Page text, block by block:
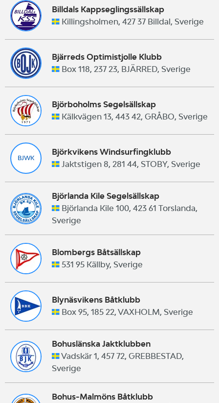
Billdals Kappseglingssällskap
Killingsholmen, 427 37 Billdal, Sverige
Bjärreds Optimistjolle Klubb
Box 118, 237 23, BJÄRRED, Sverige
Björboholms Segelsällskap
Kälkvägen 13, 443 42, GRÅBO, Sverige
BJWK
Björkvikens Windsurfingklubb
Jaktstigen 8, 281 44, STOBY, Sverige
Björlanda Kile Segelsällskap
Björlanda Kile 100, 423 61 Torslanda,
Sverige
Blombergs Båtsällskap
531 95 Källby, Sverige
Blynäsvikens Båtklubb
Box 95, 185 22, VAXHOLM, Sverige
Bohuslänska Jaktklubben
Vadskär 1, 457 72, GREBBESTAD,
Sverige
Bohus-Malmöns Båtklubb